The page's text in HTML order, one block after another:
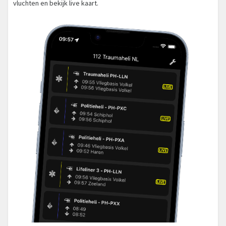
vluchten en bekijk live kaart.